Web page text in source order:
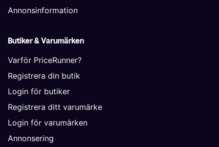
Annonsinformation
Butiker & Varumärken
Varför PriceRunner?
Registrera din butik
Login för butiker
Registrera ditt varumärke
Login för varumärken
Annonsering